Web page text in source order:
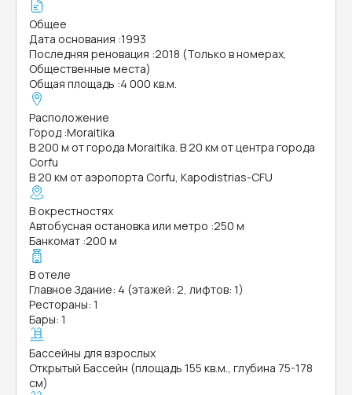
Общее
Дата основания :1993
Последняя реновация :2018 (Только в номерах,
Общественные места)
Общая площадь :4 000 кв.м.
Расположение
Город :Moraitika
В 200 м от города Moraitika. В 20 км от центра города
Corfu
В 20 км от аэропорта Corfu, Kapodistrias-CFU
В окрестностях
Автобусная остановка или метро :250 м
Банкомат :200 м
В отеле
Главное Здание: 4 (этажей: 2, лифтов: 1)
Рестораны: 1
Бары: 1
Бассейны для взрослых
Открытый Бассейн (площадь 155 кв.м., глубина 75-178
см)